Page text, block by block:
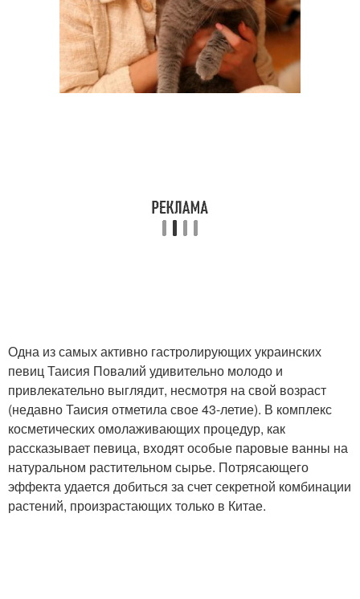
Одна из самых активно гастролирующих украинских
певиц Таисия Повалий удивительно молодо и
привлекательно выглядит, несмотря на свой возраст
(недавно Таисия отметила свое 43-летие). В комплекс
косметических омолаживающих процедур, как
рассказывает певица, входят особые паровые ванны на
натуральном растительном сырье. Потрясающего
эффекта удается добиться за счет секретной комбинации
растений, произрастающих только в Китае.